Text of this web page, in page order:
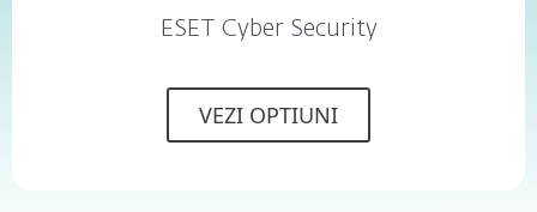
ESET Cyber Security
VEZI OPTIUNI